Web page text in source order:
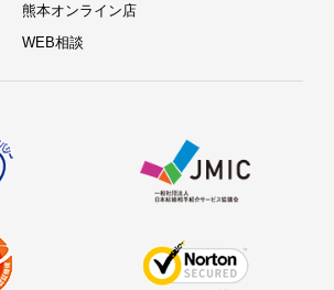
熊本オンライン店
WEB相談